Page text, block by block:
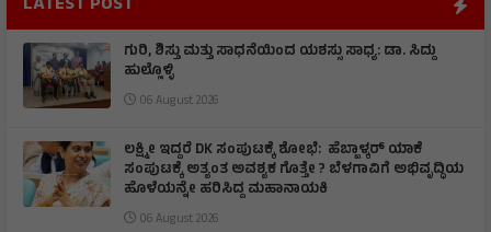
LATEST POST
ಗುರಿ, ಶಿಸ್ತು ಮತ್ತು ಸಾಧನೆಯಿಂದ ಯಶಸ್ಸು ಸಾಧ್ಯ: ಡಾ. ಸಿದ್ದು
ಹುಲ್ಲೊಳ್ಳಿ
06 August 2026
ಲಕ್ಷ್ಮೀ ಇದ್ದರೆ DK ಸಂಪುಟಕ್ಕೆ ಶೋಭೆ: ಹೆಬ್ಬಾಳ್ಕರ್ ಯಾಕೆ
ಸಂಪುಟಕ್ಕೆ ಅತ್ಯಂತ ಅವಶ್ಯಕ ಗೊತ್ತೇ ? ಬೆಳಗಾವಿಗೆ ಅಭಿವೃದ್ಧಿಯ
ಹೊಳೆಯನ್ನೇ ಹರಿಸಿದ್ದ ಮಹಾನಾಯಕಿ
06 August 2026